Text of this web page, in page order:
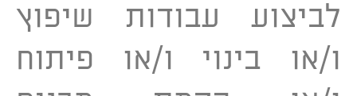
לביצוע עבודות שיפוץ
ו/או בינוי ו/או פיתוח